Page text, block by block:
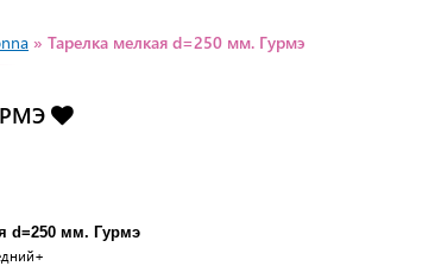
» Тарелка мелкая d=250 мм. Гурмэ
d=250 мм. Гурмэ